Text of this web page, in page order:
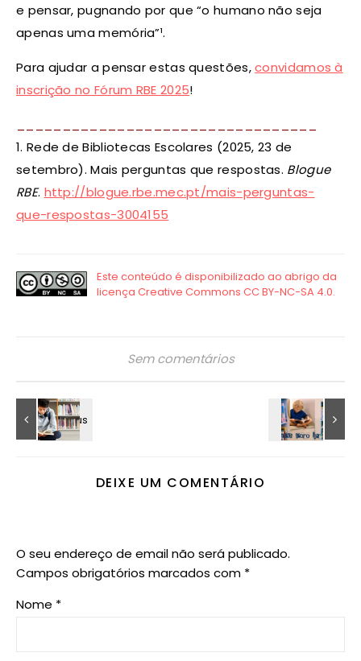
e pensar, pugnando por que “o humano não seja
apenas uma memória”¹.
Para ajudar a pensar estas questões,convidamos à
inscrição no Fórum RBE 2025!
1. Rede de Bibliotecas Escolares (2025, 23 de
setembro). Mais perguntas que respostas. Blogue
RBE. http://blogue.rbe.mec.pt/mais-perguntas-
que-respostas-3004155
Sem comentários
DEIXE UM COMENTÁRIO
O seu endereço de email não será publicado.
Campos obrigatórios marcados com *
Nome *